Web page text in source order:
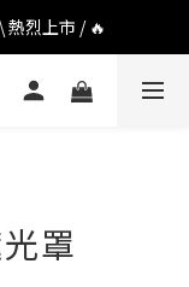
熱烈上市 / 🔥
熱烈上市 / 🔥
烈上市 / 🔥
烈上市 / 🔥
罩